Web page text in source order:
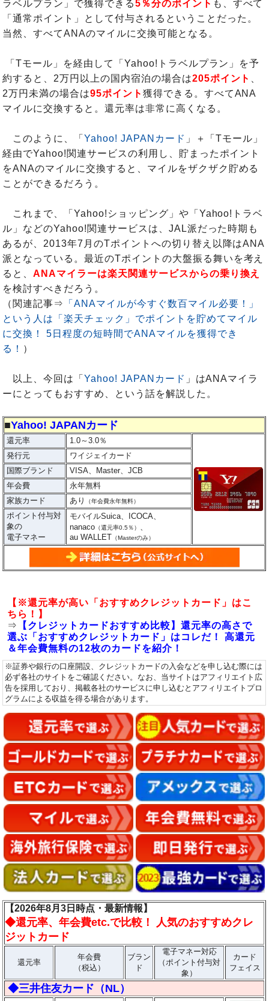
ラベルプラン」で獲得できる5％分のポイント も、すべて
「通常ポイント」として付与されるということだった。
当然、すべてANAのマイルに交換可能となる。
「Tモール」を経由して「Yahoo!トラベルプラン」を予
約すると、2万円以上の国内宿泊の場合は205ポイント
2万円未満の場合は95ポイント 獲得できる。すべてANA
マイルに交換すると。還元率は非常に高くなる。
このように、「Yahoo! JAPANカード 」＋「Tモール」
経由でYahoo!関連サービスの利用し、貯まったポイント
をANAのマイルに交換すると、マイルをザクザク貯める
ことができるだろう。
これまで、「Yahoo!ショッピング」や「Yahoo!トラベ
ル」などのYahoo!関連サービスは、JAL派だった時期も
あるが、2013年7月のTポイントへの切り替え以降はANA
派となっている。最近のTポイントの大盤振る舞いを考え
ると、ANAマイラーは楽天関連サービスからの乗り換え
を検討すべきだろう。
（関連記事⇒
「ANAマイルが今すぐ数百マイル必要！」
という人は「楽天チェック」でポイントを貯めてマイル
に交換！ 5日程度の短時間でANAマイルを獲得でき
る！ ）
以上、今回は「Yahoo! JAPANカード 」はANAマイラ
ーにとってもおすすめ、という話を解説した。
■Yahoo! JAPANカード
還元率
1.0～3.0％
発行元
ワイジェイカード
国際ブランド
VISA、Master、JCB
年会費
永年無料
家族カード
あり （年会費永年無料）
ポイント付与対
象の
電子マネー
モバイルSuica、ICOCA、
nanaco （還元率0.5％） 、
au WALLET （Masterのみ）
【※還元率が高い「おすすめクレジットカード」はこ
ちら！】
⇒
【クレジットカードおすすめ比較】還元率の高さで
選ぶ「おすすめクレジットカード」はコレだ！ 高還元
＆年会費無料の12枚のカードを紹介！
※証券や銀行の口座開設、クレジットカードの入会などを申し込む際には
必ず各社のサイトをご確認ください。なお、当サイトはアフィリエイト広
告を採用しており、掲載各社のサービスに申し込むとアフィリエイトプロ
グラムによる収益を得る場合があります。
【2026年8月3日時点・最新情報】
◆還元率、年会費etc.で比較！ 人気のおすすめクレ
ジットカード
還元率
年会費
（税込）
ブラン
ド
電子マネー対応
（ポイント付与対
象）
カード
フェイス
◆三井住友カード（NL）